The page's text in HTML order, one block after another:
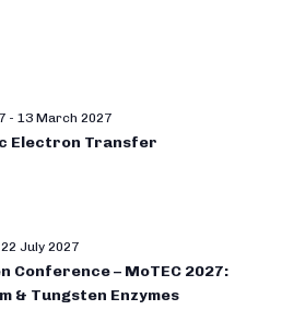
- 13 March 2027
Electron Transfer
22 July 2027
Conference – MoTEC 2027:
& Tungsten Enzymes